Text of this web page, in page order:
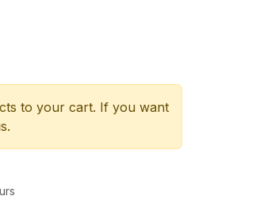
to your cart. If you want